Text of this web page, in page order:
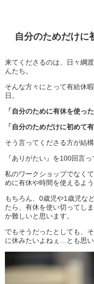
自分のためだけに
来てくださるのは、日々綱
んたち。
そんな方々にとって有給休
日。
「自分のために有休を使っ
「自分のためだけに初めて
そう言ってくださる方が結
『ありがたい』を100回言
私のワークショップでなく
めに有休や時間を使えるよ
もちろん、0歳児や1歳児な
たら、有休を使い切ってし
か難しいと思います。
でもそうだったとしても、
に休みたいよねぇ…とも思い